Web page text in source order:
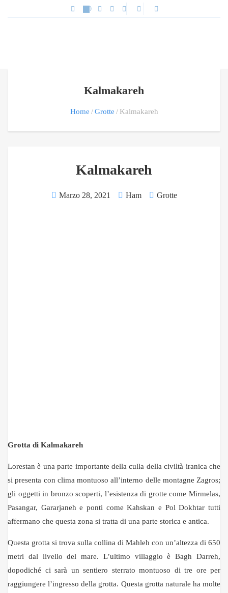
Kalmakareh
Home Grotte Kalmakareh
Kalmakareh
Marzo 28, 2021 Ham Grotte
Grotta di Kalmakareh
Lorestan è una parte importante della culla della civiltà iranica che
si presenta con clima montuoso all’interno delle montagne Zagros;
gli oggetti in bronzo scoperti, l’esistenza di grotte come Mirmelas,
Pasangar, Gararjaneh e ponti come Kahskan e Pol Dokhtar tutti
affermano che questa zona si tratta di una parte storica e antica.
Questa grotta si trova sulla collina di Mahleh con un’altezza di 650
metri dal livello del mare. L’ultimo villaggio è Bagh Darreh,
dopodiché ci sarà un sentiero sterrato montuoso di tre ore per
raggiungere l’ingresso della grotta. Questa grotta naturale ha molte